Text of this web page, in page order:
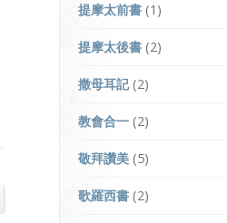
提摩太前書 (1)
提摩太後書 (2)
撒母耳記(2)
教會合一 (2)
敬拜讚美 (5)
歌羅西書 (2)